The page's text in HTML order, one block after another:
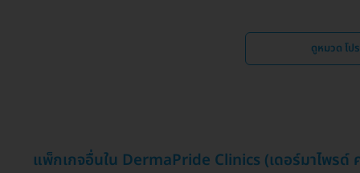
ดูหมวด โป
แพ็กเกจอื่นใน DermaPride Clinics (เดอร์มาไพรด์